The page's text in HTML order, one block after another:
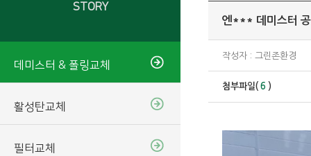
STORY
데미스터 & 폴링교체
활성탄교체
필터교체
엔*** 데미스터
작성자 : 그린존환경
첨부파일( 6 )